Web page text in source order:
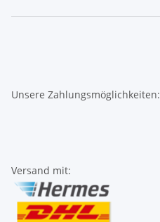
Unsere Zahlungsmöglichkeiten:
Versand mit: